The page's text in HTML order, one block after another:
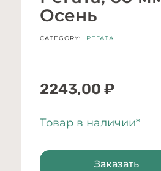
Осень
CATEGORY: РЕГАТА
2243,00 ₽
Товар в наличии*
Заказать